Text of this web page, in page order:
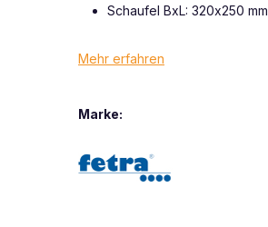
Schaufel BxL: 320x250 mm
Mehr erfahren
Marke: